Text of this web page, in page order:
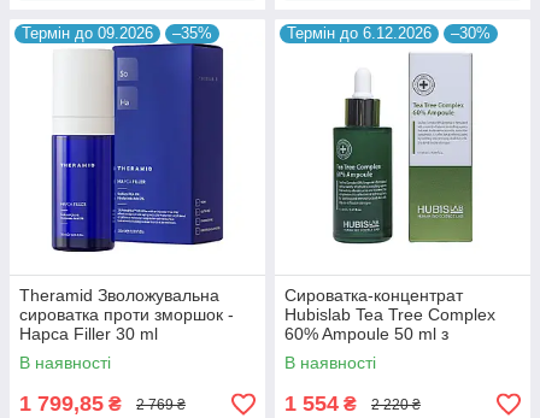
Термін до 09.2026 –35%
Theramid Зволожувальна
сироватка проти зморшок -
Hapca Filler 30 ml
В наявності
1 799,85 ₴ 2 769 ₴
Термін до 6.12.2026 –30%
Сироватка-концентрат
Hubislab Tea Tree Complex
60% Ampoule 50 ml з
екстрактом чайного дерева
60%
В наявності
1 554 ₴ 2 220 ₴